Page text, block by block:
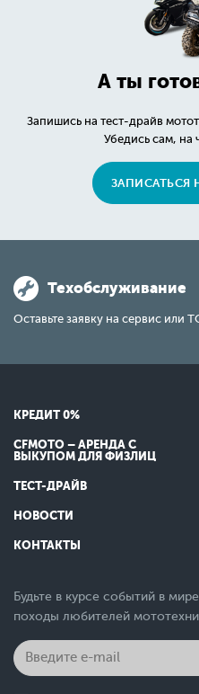
А ты
Запишись на тест-драйв
Убедись сам, на
ЗАПИСАТЬСЯ
Техобслуживание
Оставьте заявку на сервис или
КРЕДИТ 0%
CFMOTO – АРЕНДА С
ВЫКУПОМ ДЛЯ ФИЗЛИЦ
ТЕСТ-ДРАЙВ
НОВОСТИ
КОНТАКТЫ
Будьте в курсе событий в
походы любителей